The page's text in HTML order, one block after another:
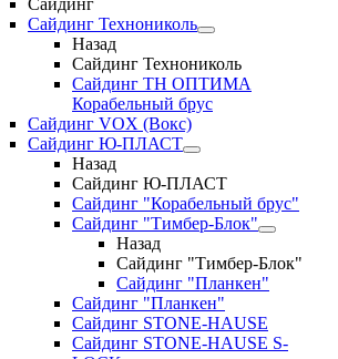
Сайдинг
Сайдинг Технониколь
Назад
Сайдинг Технониколь
Сайдинг ТН ОПТИМА
Корабельный брус
Сайдинг VOX (Вокс)
Сайдинг Ю-ПЛАСТ
Назад
Сайдинг Ю-ПЛАСТ
Сайдинг "Корабельный брус"
Сайдинг "Тимбер-Блок"
Назад
Сайдинг "Тимбер-Блок"
Сайдинг "Планкен"
Сайдинг "Планкен"
Сайдинг STONE-HAUSE
Сайдинг STONE-HAUSE S-